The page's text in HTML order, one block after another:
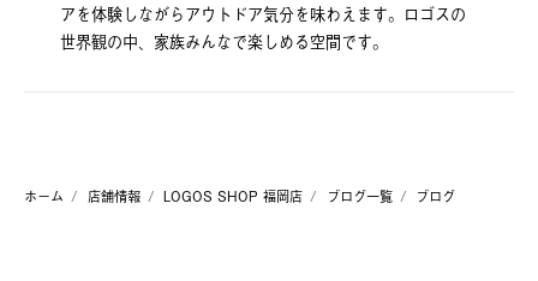
アを体験しながらアウトドア気分を味わえます。ロゴスの
世界観の中、家族みんなで楽しめる空間です。
ホーム 店舗情報 LOGOS SHOP 福岡店 ブログ一覧 ブログ